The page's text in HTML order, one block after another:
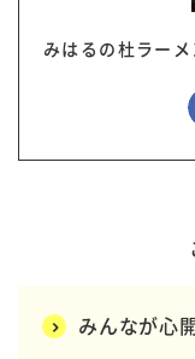
みはるの杜ラー
みんなが心